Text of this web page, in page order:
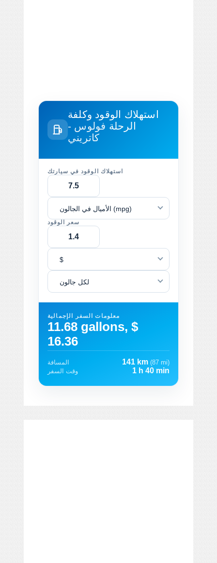
استهلاك الوقود وكلفة
الرحلة فولوس -
كاتريني
استهلاك الوقود في سيارتك
الأميال في الجالون (mpg)
سعر الوقود
$
لكل جالون
معلومات السفر الإجمالية
11.68 gallons, $
16.36
المسافة 141 km (87 mi)
وقت السفر
1 h 40 min